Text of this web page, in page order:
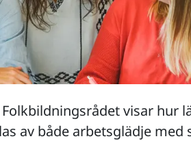
visar hur
av både arbetsglädje med